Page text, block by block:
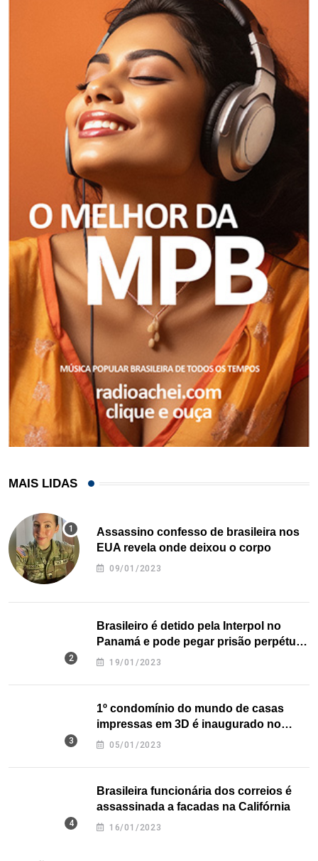
MAIS LIDAS
Assassino confesso de brasileira nos
EUA revela onde deixou o corpo
09/01/2023
Brasileiro é detido pela Interpol no
Panamá e pode pegar prisão perpétua
nos EUA
19/01/2023
1º condomínio do mundo de casas
impressas em 3D é inaugurado no
Texas
05/01/2023
Brasileira funcionária dos correios é
assassinada a facadas na Califórnia
16/01/2023